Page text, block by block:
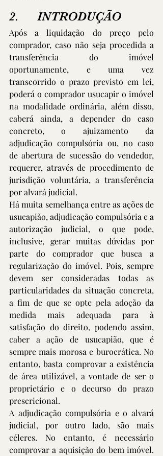
2.      INTRODUÇÃO
Após a liquidação do preço pelo
comprador, caso não seja procedida a
transferência do imóvel
oportunamente, e uma vez
transcorrido o prazo previsto em lei,
poderá o comprador usucapir o imóvel
na modalidade ordinária, além disso,
caberá ainda, a depender do caso
concreto, o ajuizamento da
adjudicação compulsória ou, no caso
de abertura de sucessão do vendedor,
requerer, através de procedimento de
jurisdição voluntária, a transferência
por alvará judicial.
Há muita semelhança entre as ações de
usucapião, adjudicação compulsória e a
autorização judicial, o que pode,
inclusive, gerar muitas dúvidas por
parte do comprador que busca a
regularização do imóvel. Pois, sempre
devem ser consideradas todas as
particularidades da situação concreta,
a fim de que se opte pela adoção da
medida mais adequada para à
satisfação do direito, podendo assim,
caber a ação de usucapião, que é
sempre mais morosa e burocrática. No
entanto, basta comprovar a existência
de área utilizável, a vontade de ser o
proprietário e o decurso do prazo
prescricional.
A adjudicação compulsória e o alvará
judicial, por outro lado, são mais
céleres. No entanto, é necessário
comprovar a aquisição do bem imóvel.